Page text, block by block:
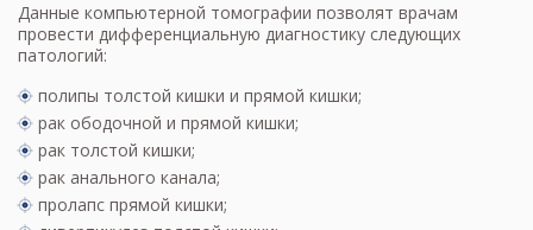
Данные компьютерной томографии позволят врачам
провести дифференциальную диагностику следующих
патологий:
полипы толстой кишки и прямой кишки;
рак ободочной и прямой кишки;
рак толстой кишки;
рак анального канала;
пролапс прямой кишки;